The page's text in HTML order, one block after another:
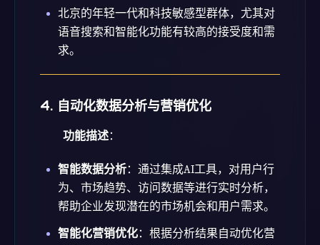
北京的年轻一代和科技敏感型群体，尤其对
语音搜索和智能化功能有较高的接受度和需
求。
4. 自动化数据分析与营销优化
功能描述：
智能数据分析：通过集成AI工具，对用户行
为、市场趋势、访问数据等进行实时分析，
帮助企业发现潜在的市场机会和用户需求。
智能化营销优化：根据分析结果自动优化营